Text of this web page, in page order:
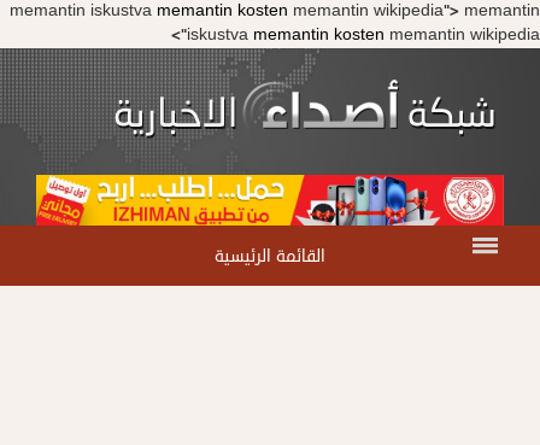
memantin iskustva memantin kosten memantin wikipedia"> memantin
iskustva memantin kosten memantin wikipedia">
القائمة الرئيسية